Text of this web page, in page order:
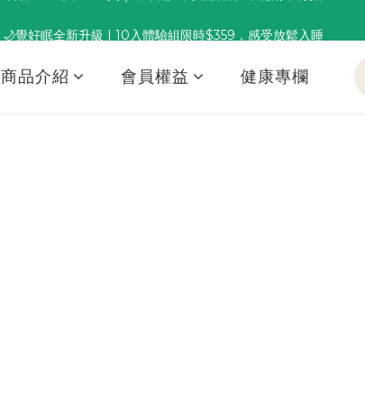
🌙覺好眠全新升級 | 10入體驗組限時$359，感受放鬆入睡
董事長推薦保養組合｜體驗價 $1,800 起，最高享 6 折
商品介紹 會員權益 健康專欄